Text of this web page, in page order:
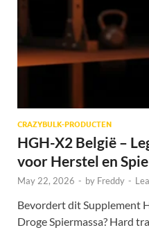
CRAZYBULK-PRODUCTEN
HGH-X2 België –
voor Herstel en
May 22, 2026 - by Freddy -
Bevordert dit Supplement
Droge Spiermassa? Hard